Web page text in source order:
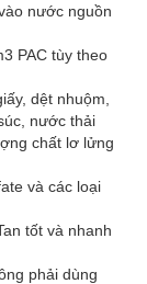
nước nguồn
PAC tùy theo
dệt nhuộm,
nước thải
chất lơ lửng
và các loại
tốt và nhanh
phải dùng